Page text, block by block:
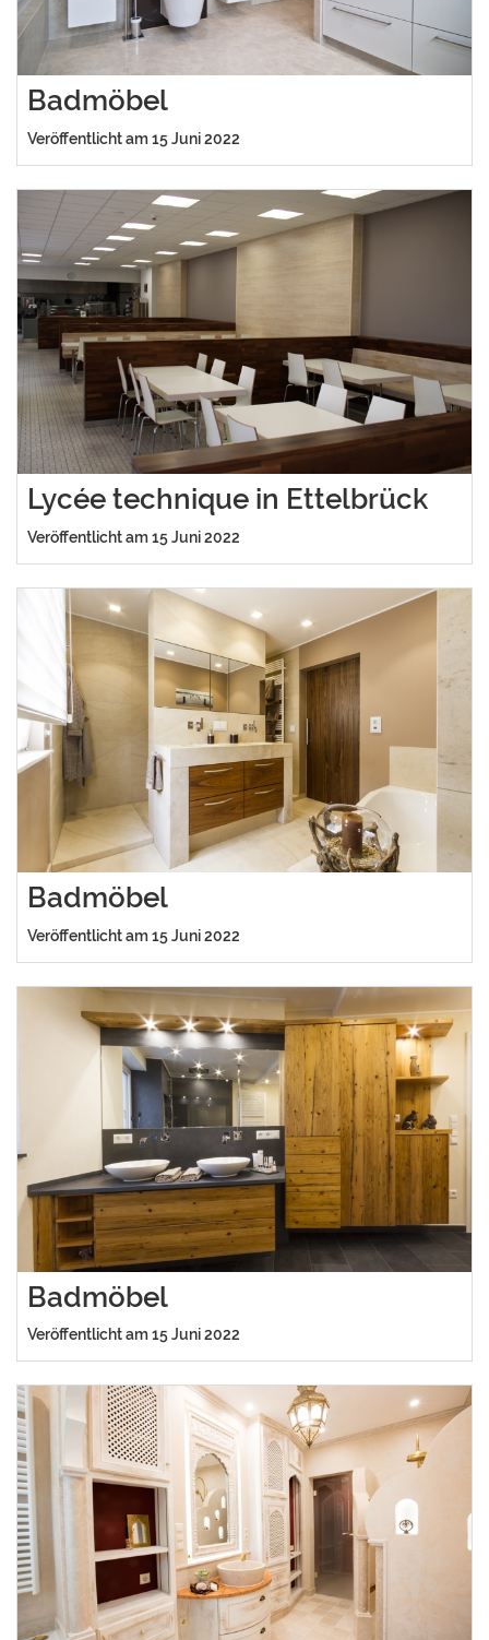
Badmöbel
Veröffentlicht am 15 Juni 2022
Lycée technique in Ettelbrück
Veröffentlicht am 15 Juni 2022
Badmöbel
Veröffentlicht am 15 Juni 2022
Badmöbel
Veröffentlicht am 15 Juni 2022